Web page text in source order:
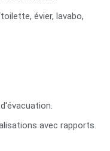
évier, lavabo,
avec rapports.